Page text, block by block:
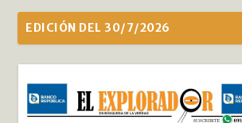
EDICIÓN DEL 30/7/2026